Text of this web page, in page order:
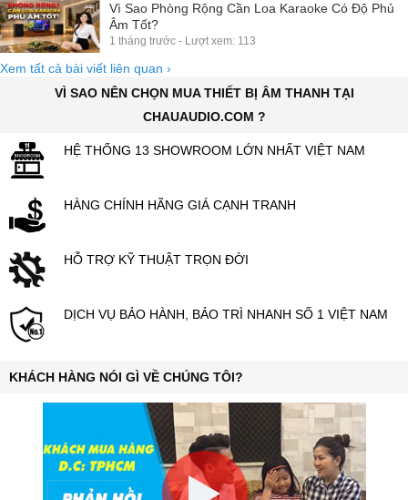
Vì Sao Phòng Rộng Cần Loa Karaoke Có Độ Phủ
Âm Tốt?
1 tháng trước - Lượt xem: 113
Xem tất cả bài viết liên quan ›
VÌ SAO NÊN CHỌN MUA THIẾT BỊ ÂM THANH TẠI
CHAUAUDIO.COM ?
HỆ THỐNG 13 SHOWROOM LỚN NHẤT VIỆT NAM
HÀNG CHÍNH HÃNG GIÁ CẠNH TRANH
HỖ TRỢ KỸ THUẬT TRỌN ĐỜI
DỊCH VỤ BẢO HÀNH, BẢO TRÌ NHANH SỐ 1 VIỆT NAM
KHÁCH HÀNG NÓI GÌ VỀ CHÚNG TÔI?